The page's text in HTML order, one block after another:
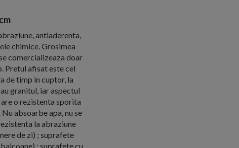
antiaderenta,
chimice. Grosimea
comercializeaza doar
Pretul afisat este cel
de timp in cuptor, la
granitul, iar aspectul
o rezistenta sporita
absoarbe apa, nu se
la abraziune
de zi) ; suprafete
; suprafete cu